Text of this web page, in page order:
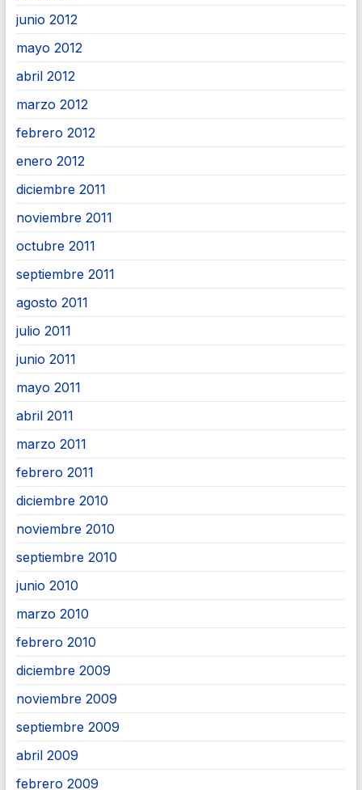
junio 2012
mayo 2012
abril 2012
marzo 2012
febrero 2012
enero 2012
diciembre 2011
noviembre 2011
octubre 2011
septiembre 2011
agosto 2011
julio 2011
junio 2011
mayo 2011
abril 2011
marzo 2011
febrero 2011
diciembre 2010
noviembre 2010
septiembre 2010
junio 2010
marzo 2010
febrero 2010
diciembre 2009
noviembre 2009
septiembre 2009
abril 2009
febrero 2009